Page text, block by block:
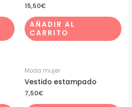
15,50€
AÑADIR AL
CARRITO
Moda mujer
Vestido estampado
7,50€